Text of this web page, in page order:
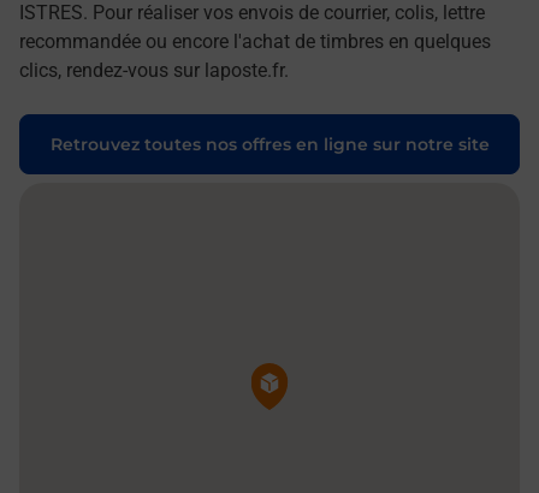
ISTRES. Pour réaliser vos envois de courrier, colis, lettre
recommandée ou encore l'achat de timbres en quelques
clics, rendez-vous sur laposte.fr.
Retrouvez toutes nos offres en ligne sur notre site
Pin de la carte